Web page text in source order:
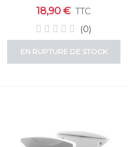
boîte
18,90 € TTC
(0)
EN RUPTURE DE STOCK